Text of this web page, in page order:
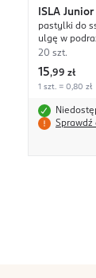
ISLA Junior
pastylki do
ulgę w
20 szt.
15,99 zł
1 szt. = 0,80 zł
Sprawdź